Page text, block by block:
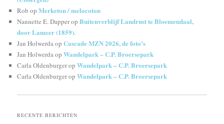
Rob opMerketon / melocoton
Nannette E. DapperopBuitenverblijf Landrust te Bloemendaal,
door Lameer (1859).
Jan HolwerdaopCascade MZN 2026, de foto’s
Jan HolwerdaopWandelpark – C.P. Broersepark
Carla OldenburgeropWandelpark – C.P. Broersepark
Carla OldenburgeropWandelpark – C.P. Broersepark
RECENTE BERICHTEN